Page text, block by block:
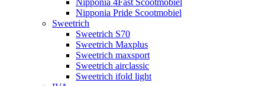
Nipponia Pride Scootmobiel
Sweetrich
Sweetrich S70
Sweetrich Maxplus
Sweetrich maxsport
Sweetrich airclassic
Sweetrich ifold light